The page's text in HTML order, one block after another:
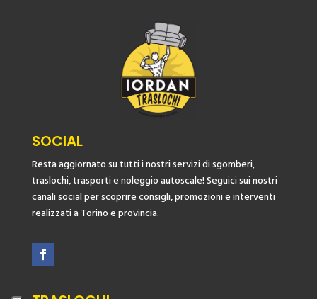
SOCIAL
Resta aggiornato su tutti i nostri servizi di sgomberi,
traslochi, trasporti e noleggio autoscale! Seguici sui nostri
canali social per scoprire consigli, promozioni e interventi
realizzati a Torino e provincia.